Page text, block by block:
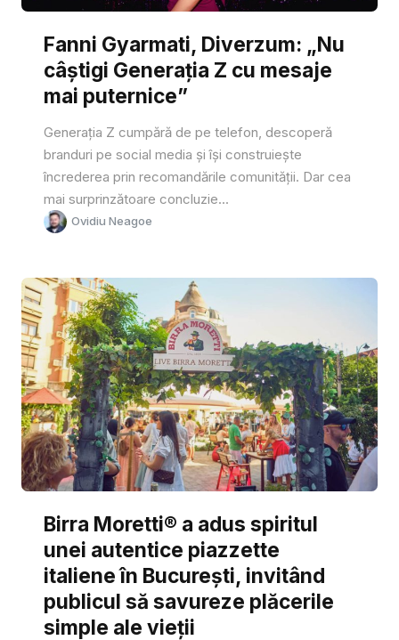
Fanni Gyarmati, Diverzum: „Nu
câștigi Generația Z cu mesaje
mai puternice”
Generația Z cumpără de pe telefon, descoperă
branduri pe social media și își construiește
încrederea prin recomandările comunității. Dar cea
mai surprinzătoare concluzie...
Ovidiu Neagoe
Birra Moretti® a adus spiritul
unei autentice piazzette
italiene în București, invitând
publicul să savureze plăcerile
simple ale vieții